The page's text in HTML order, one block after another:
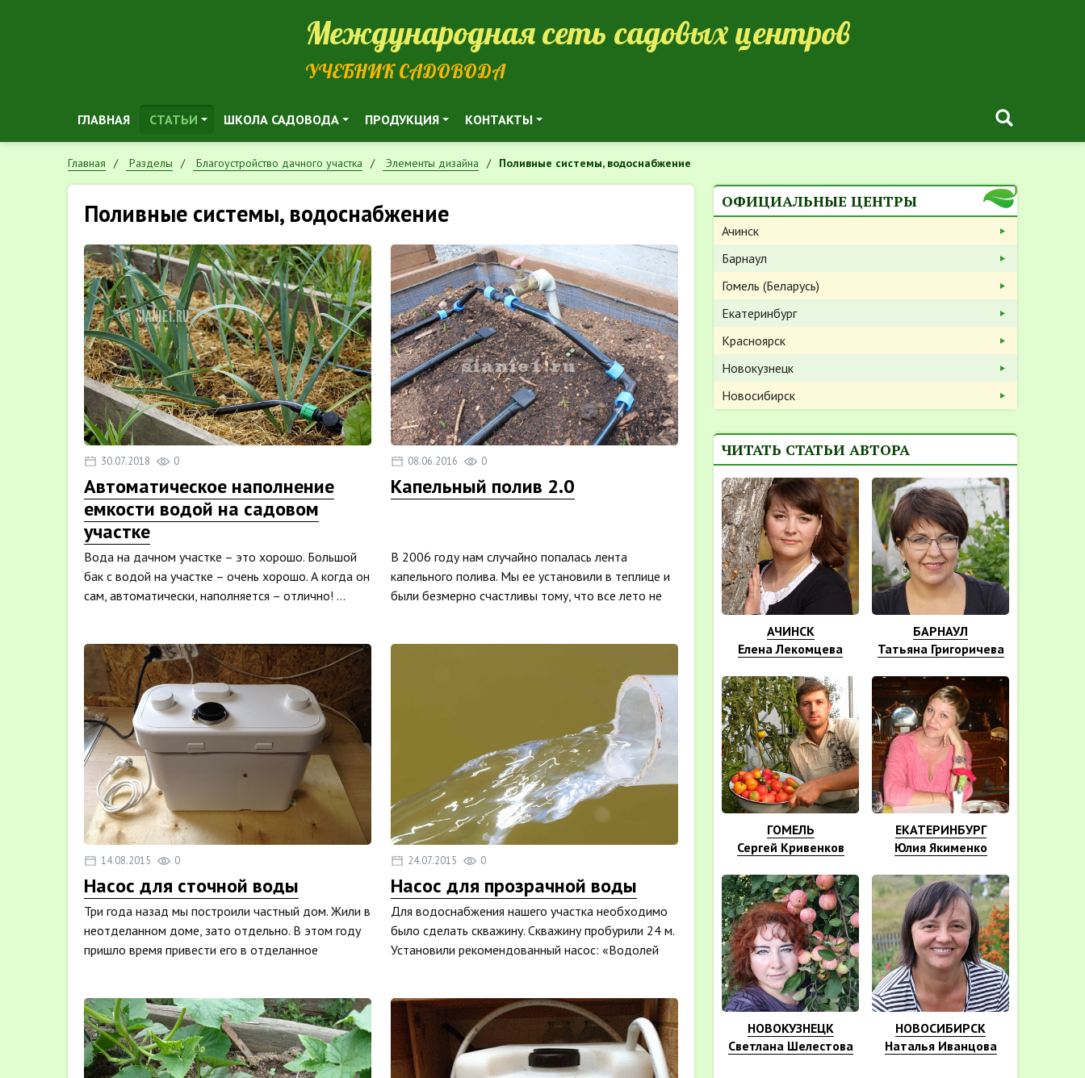
Международная сеть садовых центров
УЧЕБНИК САДОВОДА
ГЛАВНАЯ СТАТЬИ ШКОЛА САДОВОДА ПРОДУКЦИЯ КОНТАКТЫ
Главная Разделы Благоустройство дачного участка Элементы дизайна Поливные системы, водоснабжение
Поливные системы, водоснабжение
30.07.2018 0
Автоматическое наполнение
емкости водой на садовом
участке
Вода на дачном участке – это хорошо. Большой
бак с водой на участке – очень хорошо. А когда он
сам, автоматически, наполняется – отлично! ...
08.06.2016 0
Капельный полив 2.0
В 2006 году нам случайно попалась лента
капельного полива. Мы ее установили в теплице и
были безмерно счастливы тому, что все лето не
14.08.2015 0
Насос для сточной воды
Три года назад мы построили частный дом. Жили в
неотделанном доме, зато отдельно. В этом году
пришло время привести его в отделанное
24.07.2015 0
Насос для прозрачной воды
Для водоснабжения нашего участка необходимо
было сделать скважину. Скважину пробурили 24 м.
Установили рекомендованный насос: «Водолей
ОФИЦИАЛЬНЫЕ ЦЕНТРЫ
Ачинск
Барнаул
Гомель (Беларусь)
Екатеринбург
Красноярск
Новокузнецк
Новосибирск
ЧИТАТЬ СТАТЬИ АВТОРА
АЧИНСК
Елена Лекомцева
БАРНАУЛ
Татьяна Григоричева
ГОМЕЛЬ
Сергей Кривенков
ЕКАТЕРИНБУРГ
Юлия Якименко
НОВОКУЗНЕЦК
Светлана Шелестова
НОВОСИБИРСК
Наталья Иванцова